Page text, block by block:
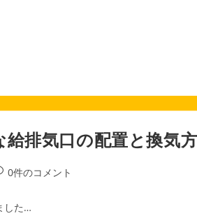
排気口の配置と換気
0件のコメント
した…